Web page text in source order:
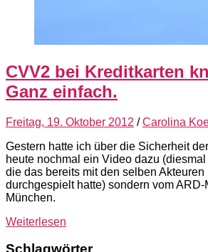
CVV2 bei Kreditkarten
Ganz einfach.
Freitag, 19. Oktober 2012 /Carolina
Gestern hatte ich über die Sicherheit
heute nochmal ein Video dazu
die das bereits mit den selben Akteuren
durchgespielt hatte) sondern vom
München.
Weiterlesen